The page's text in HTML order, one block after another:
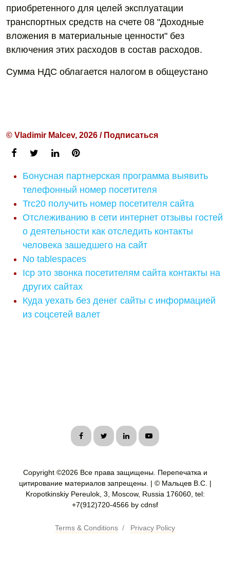
приобретенного для целей эксплуатации
транспортных средств на счете 08 "Доходные
вложения в материальные ценности" без
включения этих расходов в состав расходов.
Сумма НДС облагается налогом в общеустано
© Vladimir Malcev, 2026 / Подписаться
Бонусная партнерская программа выявить
телефонный номер посетителя
Trc20 получить номер посетителя сайта
Отслеживанию в сети интернет отзывы гостей
о деятельности как отследить контакты
человека зашедшего на сайт
No tablespaces
Icp это звонка посетителям сайта контакты на
других сайтах
Куда уехать без денег сайты с информацией
из соцсетей валет
Copyright ©2026 Все права защищены. Перепечатка и
цитирование материалов запрещены. | © Мальцев В.С. |
Kropotkinskiy Pereulok, 3, Moscow, Russia 176060, tel:
+7(912)720-4566 by cdnsf
Terms & Conditions / Privacy Policy